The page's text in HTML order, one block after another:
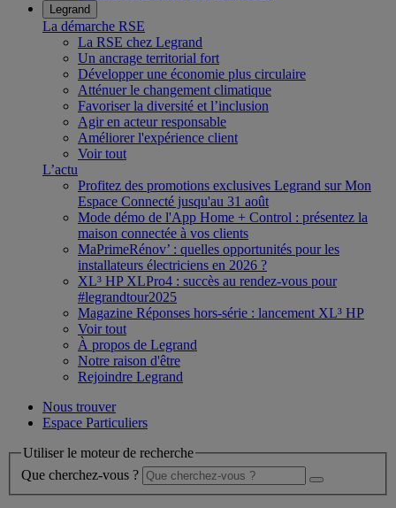
Legrand
La démarche RSE
La RSE chez Legrand
Un ancrage territorial fort
Développer une économie plus circulaire
Atténuer le changement climatique
Favoriser la diversité et l’inclusion
Agir en acteur responsable
Améliorer l'expérience client
Voir tout
L’actu
Profitez des promotions exclusives Legrand sur Mon
Espace Connecté jusqu'au 31 août
Mode démo de l'App Home + Control : présentez la
maison connectée à vos clients
MaPrimeRénov’ : quelles opportunités pour les
installateurs électriciens en 2026 ?
XL³ HP XLPro4 : succès au rendez-vous pour
#legrandtour2025
Magazine Réponses hors-série : lancement XL³ HP
Voir tout
À propos de Legrand
Notre raison d'être
Rejoindre Legrand
Nous trouver
Espace Particuliers
Utiliser le moteur de recherche
Que cherchez-vous ?